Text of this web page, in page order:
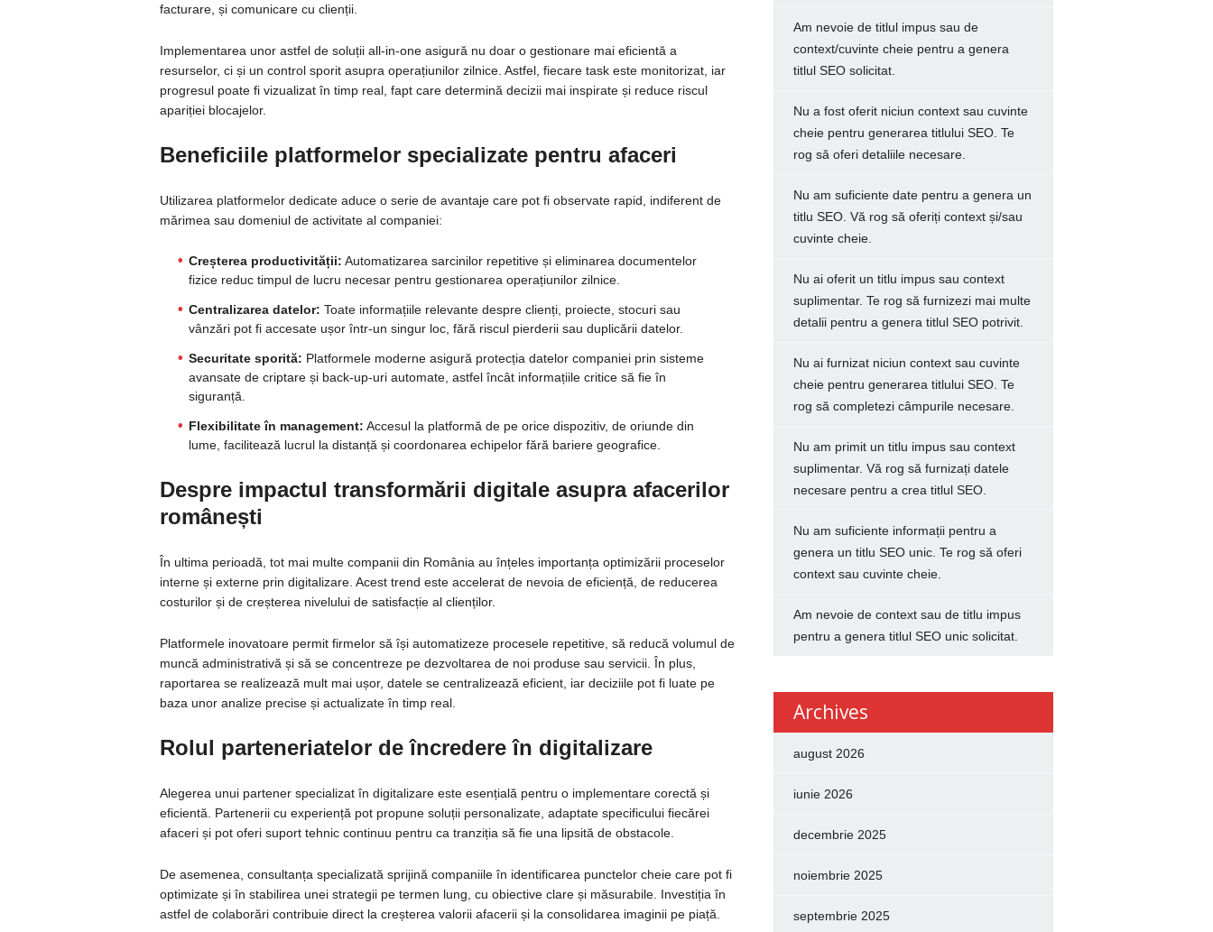
facturare, și comunicare cu clienții.
Implementarea unor astfel de soluții all-in-one asigură nu doar o gestionare mai eficientă a
resurselor, ci și un control sporit asupra operațiunilor zilnice. Astfel, fiecare task este monitorizat, iar
progresul poate fi vizualizat în timp real, fapt care determină decizii mai inspirate și reduce riscul
apariției blocajelor.
Beneficiile platformelor specializate pentru afaceri
Utilizarea platformelor dedicate aduce o serie de avantaje care pot fi observate rapid, indiferent de
mărimea sau domeniul de activitate al companiei:
Creșterea productivității: Automatizarea sarcinilor repetitive și eliminarea documentelor
fizice reduc timpul de lucru necesar pentru gestionarea operațiunilor zilnice.
Centralizarea datelor: Toate informațiile relevante despre clienți, proiecte, stocuri sau
vânzări pot fi accesate ușor într-un singur loc, fără riscul pierderii sau duplicării datelor.
Securitate sporită: Platformele moderne asigură protecția datelor companiei prin sisteme
avansate de criptare și back-up-uri automate, astfel încât informațiile critice să fie în
siguranță.
Flexibilitate în management: Accesul la platformă de pe orice dispozitiv, de oriunde din
lume, facilitează lucrul la distanță și coordonarea echipelor fără bariere geografice.
Despre impactul transformării digitale asupra afacerilor
românești
În ultima perioadă, tot mai multe companii din România au înțeles importanța optimizării proceselor
interne și externe prin digitalizare. Acest trend este accelerat de nevoia de eficiență, de reducerea
costurilor și de creșterea nivelului de satisfacție al clienților.
Platformele inovatoare permit firmelor să își automatizeze procesele repetitive, să reducă volumul de
muncă administrativă și să se concentreze pe dezvoltarea de noi produse sau servicii. În plus,
raportarea se realizează mult mai ușor, datele se centralizează eficient, iar deciziile pot fi luate pe
baza unor analize precise și actualizate în timp real.
Rolul parteneriatelor de încredere în digitalizare
Alegerea unui partener specializat în digitalizare este esențială pentru o implementare corectă și
eficientă. Partenerii cu experiență pot propune soluții personalizate, adaptate specificului fiecărei
afaceri și pot oferi suport tehnic continuu pentru ca tranziția să fie una lipsită de obstacole.
De asemenea, consultanța specializată sprijină companiile în identificarea punctelor cheie care pot fi
optimizate și în stabilirea unei strategii pe termen lung, cu obiective clare și măsurabile. Investiția în
astfel de colaborări contribuie direct la creșterea valorii afacerii și la consolidarea imaginii pe piață.
Am nevoie de titlul impus sau de
context/cuvinte cheie pentru a genera
titlul SEO solicitat.
Nu a fost oferit niciun context sau cuvinte
cheie pentru generarea titlului SEO. Te
rog să oferi detaliile necesare.
Nu am suficiente date pentru a genera un
titlu SEO. Vă rog să oferiți context și/sau
cuvinte cheie.
Nu ai oferit un titlu impus sau context
suplimentar. Te rog să furnizezi mai multe
detalii pentru a genera titlul SEO potrivit.
Nu ai furnizat niciun context sau cuvinte
cheie pentru generarea titlului SEO. Te
rog să completezi câmpurile necesare.
Nu am primit un titlu impus sau context
suplimentar. Vă rog să furnizați datele
necesare pentru a crea titlul SEO.
Nu am suficiente informații pentru a
genera un titlu SEO unic. Te rog să oferi
context sau cuvinte cheie.
Am nevoie de context sau de titlu impus
pentru a genera titlul SEO unic solicitat.
Archives
august 2026
iunie 2026
decembrie 2025
noiembrie 2025
septembrie 2025